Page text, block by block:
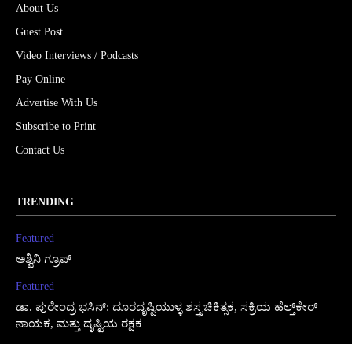
About Us
Guest Post
Video Interviews / Podcasts
Pay Online
Advertise With Us
Subscribe to Print
Contact Us
TRENDING
Featured
ಅಶ್ವಿನಿ ಗ್ರೂಪ್
Featured
ಡಾ. ಪುರೇಂದ್ರ ಭಸಿನ್: ದೂರದೃಷ್ಟಿಯುಳ್ಳ ಶಸ್ತ್ರಚಿಕಿತ್ಸಕ, ಸಕ್ರಿಯ ಹೆಲ್ತ್‌ಕೇರ್
ನಾಯಕ, ಮತ್ತು ದೃಷ್ಟಿಯ ರಕ್ಷಕ